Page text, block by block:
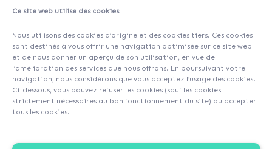
Ce site web utilise des cookies
Nous utilisons des cookies d’origine et des cookies tiers. Ces cookies
sont destinés à vous offrir une navigation optimisée sur ce site web
et de nous donner un aperçu de son utilisation, en vue de
l’amélioration des services que nous offrons. En poursuivant votre
navigation, nous considérons que vous acceptez l’usage des cookies.
Ci-dessous, vous pouvez refuser les cookies (sauf les cookies
strictement nécessaires au bon fonctionnement du site) ou accepter
tous les cookies.